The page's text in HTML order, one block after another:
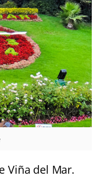
Viña del Mar.